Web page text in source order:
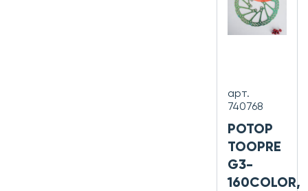
арт.
740768
РОТОР
TOOPRE
G3-
160COLOR,